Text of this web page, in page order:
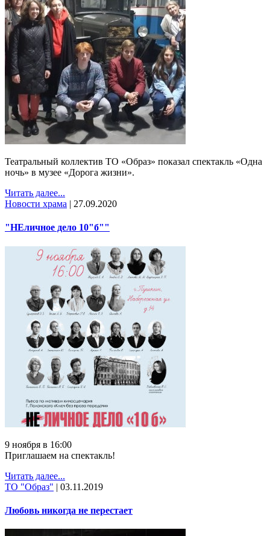
Театральный коллектив ТО «Образ» показал спектакль «Одна
ночь» в музее «Дорога жизни».
Читать далее...
Новости храма | 27.09.2020
"НЕличное дело 10"б""
9 ноября в 16:00
Приглашаем на спектакль!
Читать далее...
ТО "Образ" | 03.11.2019
Любовь никогда не перестает